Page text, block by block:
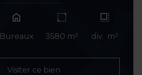
home
Bureaux 3580 m² div. m²
Visiter ce bien